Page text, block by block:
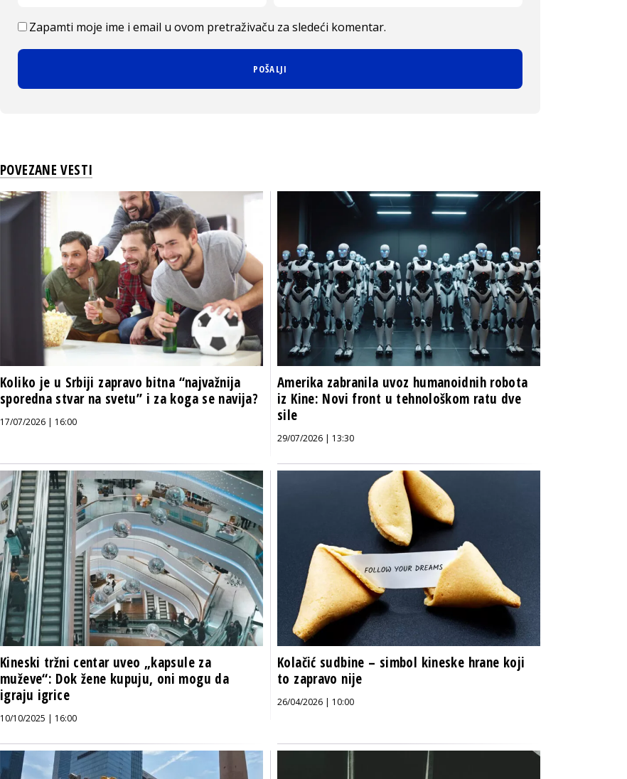
Zapamti moje ime i email u ovom pretraživaču za sledeći komentar.
POVEZANE VESTI
Koliko je u Srbiji zapravo bitna “najvažnija
sporedna stvar na svetu” i za koga se navija?
17/07/2026 | 16:00
Amerika zabranila uvoz humanoidnih robota
iz Kine: Novi front u tehnološkom ratu dve
sile
29/07/2026 | 13:30
Kineski tržni centar uveo „kapsule za
muževe“: Dok žene kupuju, oni mogu da
igraju igrice
10/10/2025 | 16:00
Kolačić sudbine – simbol kineske hrane koji
to zapravo nije
26/04/2026 | 10:00